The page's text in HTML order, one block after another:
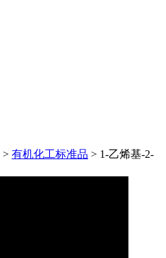
> 有机化工标准品 > 1-乙烯基-2-